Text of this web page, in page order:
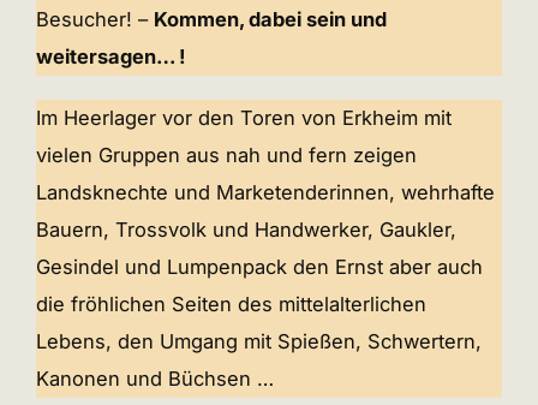
Besucher! – Kommen, dabei sein und
weitersagen… !
Im Heerlager vor den Toren von Erkheim mit
vielen Gruppen aus nah und fern zeigen
Landsknechte und Marketenderinnen, wehrhafte
Bauern, Trossvolk und Handwerker, Gaukler,
Gesindel und Lumpenpack den Ernst aber auch
die fröhlichen Seiten des mittelalterlichen
Lebens, den Umgang mit Spießen, Schwertern,
Kanonen und Büchsen …